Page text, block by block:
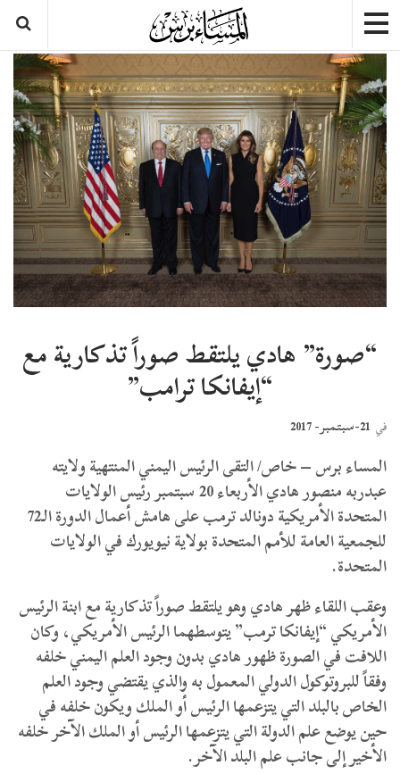
“صورة” هادي يلتقط صوراً تذكارية مع
“إيفانكا ترامب”
في 21-سبتمبر- 2017
المساء برس – خاص/ التقى الرئيس اليمني المنتهية ولايته
عبدربه منصور هادي الأربعاء 20 سبتمبر رئيس الولايات
المتحدة الأمريكية دونالد ترمب على هامش أعمال الدورة الـ72
للجمعية العامة للأمم المتحدة بولاية نيويورك في الولايات
المتحدة.
وعقب اللقاء ظهر هادي وهو يلتقط صوراً تذكارية مع ابنة الرئيس
الأمريكي “إيفانكا ترمب” يتوسطهما الرئيس الأمريكي، وكان
اللافت في الصورة ظهور هادي بدون وجود العلم اليمني خلفه
وفقاً للبروتوكول الدولي المعمول به والذي يقتضي وجود العلم
الخاص بالبلد التي يتزعمها الرئيس أو الملك ويكون خلفه في
حين يوضع علم الدولة التي يتزعمها الرئيس أو الملك الآخر خلفه
الأخير إلى جانب علم البلد الآخر.